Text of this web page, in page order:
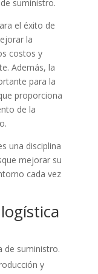
suministro.
el éxito de
la
costos y
Además, la
para la
proporciona
de la
una disciplina
mejorar su
cada vez
de suministro.
y